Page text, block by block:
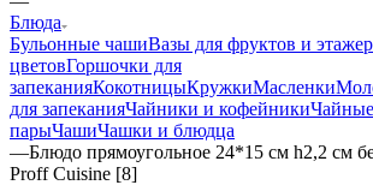
Блюда
Бульонные чашиВазы для фруктов и
цветовГоршочки для
запеканияКокотницыКружкиМасленки
для запеканияЧайники и кофейники
парыЧашиЧашки и блюдца
—Блюдо прямоугольное 24*15 см h2,2 см
Proff Cuisine [8]